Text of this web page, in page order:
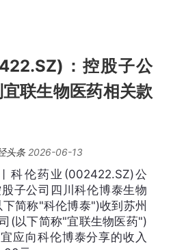
：控股子公
联生物医药相关款
头条2026-06-13
科伦药业(002422.SZ)公
子公司四川科伦博泰生物
简称"科伦博泰")收到苏州
(以下简称"宜联生物医药")
应向科伦博泰分享的收入